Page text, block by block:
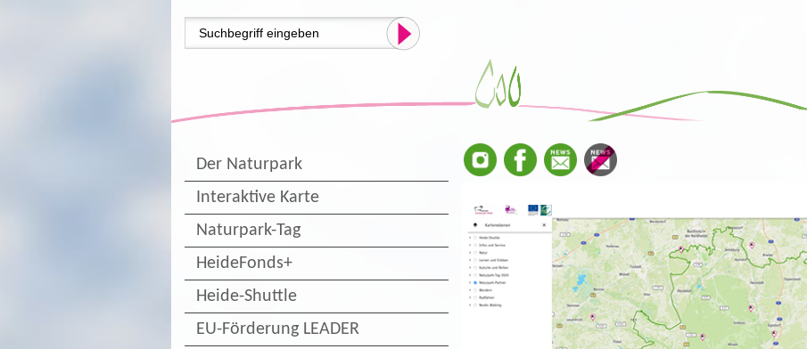
Der Naturpark
Interaktive Karte
Naturpark-Tag
HeideFonds+
Heide-Shuttle
EU-Förderung LEADER